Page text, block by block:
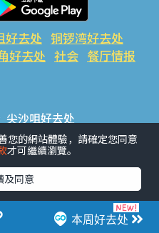
本周好去处
好去处 铜锣湾好去处
好去处 社会 餐厅情报
尖沙咀好去处
好去处 旺角好去处 社会
#美食社群热话
用程式
#限时抢
的網站體驗，請確定您同意
才可繼續瀏覽。
及同意